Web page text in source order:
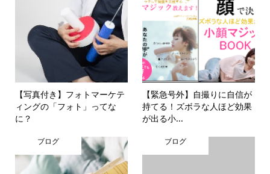
【写真付き】フォトマーケテ
ィングの「フォト」ってな
に？
【緊急号外】自撮りに自信が
持てる！ズボラな人ほど効果
が出る小...
ブログ ブログ